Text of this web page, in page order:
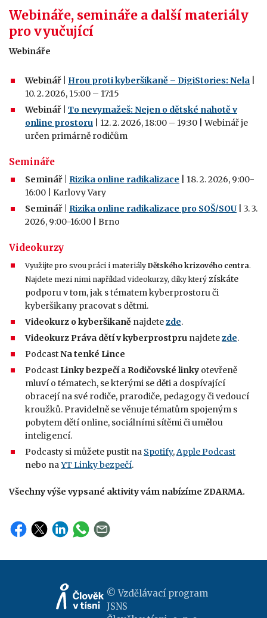
Webináře, semináře a další materiály
pro vyučující
Webináře
Webinář | Hrou proti kyberšikaně – DigiStories: Nela
10. 2. 2026, 15:00 – 17:15
Webinář | To nevymažeš: Nejen o dětské nahotě v
online prostoru | 12. 2. 2026, 18:00 – 19:30 | Webinář je
určen primárně rodičům
Semináře
Seminář | Rizika online radikalizace | 18. 2. 2026, 9:00-
16:00 | Karlovy Vary
Seminář | Rizika online radikalizace pro SOŠ/SOU | 3. 3.
2026, 9:00-16:00 | Brno
Videokurzy
Využijte pro svou práci i materiály Dětského krizového centra.
Najdete mezi nimi například videokurzy, díky který získáte
podporu v tom, jak s tématem kyberprostoru či
kyberšikany pracovat s dětmi.
Videokurz o kyberšikaně najdetezde.
Videokurz Práva dětí v kyberprostpru najdetezde.
PodcastNa tenké Lince
Podcast Linky bezpečía Rodičovské linky otevřeně
mluví o tématech, se kterými se děti a dospívající
obracejí na své rodiče, prarodiče, pedagogy či vedoucí
kroužků. Pravidelně se věnuje tématům spojeným s
pobytem dětí online, sociálními sítěmi či umělou
inteligencí.
Podcasty si můžete pustit na Spotify,Apple Podcast
nebo naYT Linky bezpečí.
Všechny výše vypsané aktivity vám nabízíme ZDARMA.
© Vzdělávací program
JSNS